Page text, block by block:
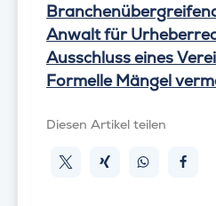
Anwalt für
Ausschluss eines
Formelle Mängel
Diesen Artikel teilen